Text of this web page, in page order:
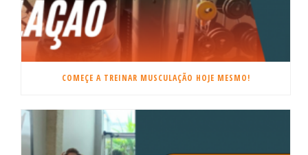
COMEÇE A TREINAR MUSCULAÇÃO HOJE MESMO!